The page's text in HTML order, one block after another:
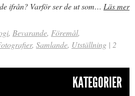
ifrån? Varför ser de ut som… Läs mer
, Bevarande, Föremål,
, Samlande, Utställning | 2
KATEGORIER